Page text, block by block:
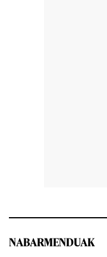
NABARMENDUAK